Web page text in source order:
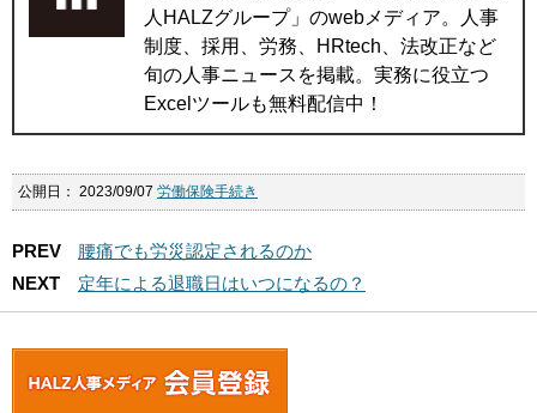
人HALZグループ」のwebメディア。人事
制度、採用、労務、HRtech、法改正など
旬の人事ニュースを掲載。実務に役立つ
Excelツールも無料配信中！
公開日： 2023/09/07 労働保険手続き
PREV
腰痛でも労災認定されるのか
NEXT
定年による退職日はいつになるの？